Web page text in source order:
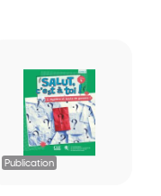
Publication